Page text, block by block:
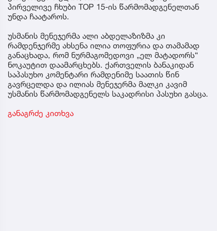
პირველივე ჩხუბი TOP 15-ის წარმომადგენელთან
უნდა ჩაატაროს.
უსმანის მენეჯერმა ალი აბდელაზიზმა კი
რამდენჯერმე ახსენა ილია თოფურია და თამამად
განაცხადა, რომ ნურმაგომედოვი „ელ მატადორს“
ნოკაუტით დაამარცხებს. ქართველის ბანაკიდან
საპასუხო კომენტარი რამდენიმე საათის წინ
გავრცელდა და ილიას მენეჯერმა მალკი კავიმ
უსმანის წარმომადგენელს საკადრისი პასუხი გასცა.
განაგრძე კითხვა